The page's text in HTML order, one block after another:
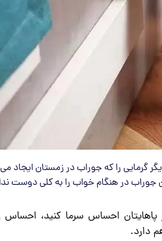
گرمایی را که جوراب در زمستان ایجاد
در هنگام خواب را به کلی دوست
احساس سرما کنید، احساس
دارد.